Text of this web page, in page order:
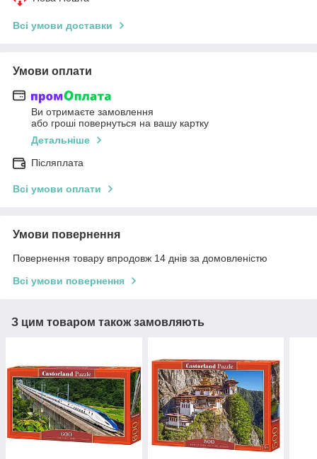
Всі умови доставки
Умови оплати
Ви отримаєте замовлення
або гроші повернуться на вашу картку
Детальніше
Післяплата
Всі умови оплати
Умови повернення
Повернення товару впродовж 14 днів за домовленістю
Всі умови повернення
З цим товаром також замовляють